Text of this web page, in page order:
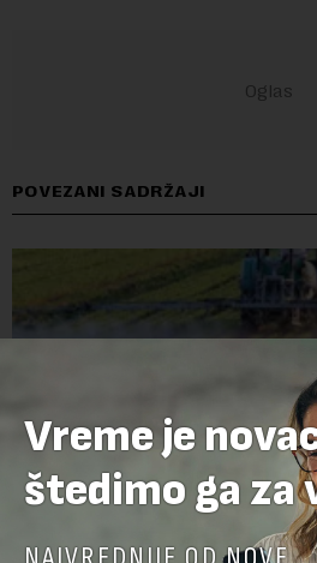
POVEZANI SADRŽAJI
Vreme je
štedimo ga za